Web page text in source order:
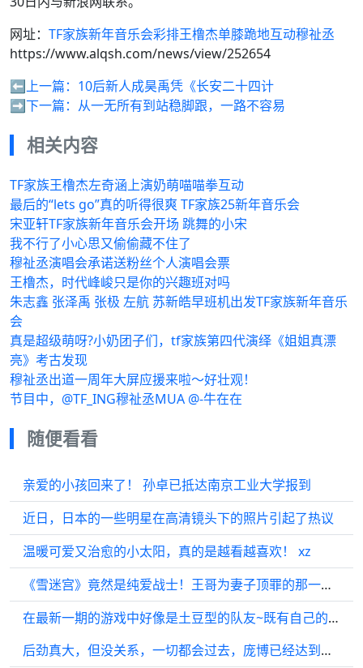
网址： TF家族新年音乐会彩排王橹杰单膝跪地互动穆祉丞
https://www.alqsh.com/news/view/252654
⬅️上一篇： 10后新人成昊禹凭《长安二十四计
➡️下一篇： 从一无所有到站稳脚跟，一路不容易
相关内容
TF家族王橹杰左奇涵上演奶萌喵喵拳互动
最后的“lets go”真的听得很爽 TF家族25新年音乐会
宋亚轩TF家族新年音乐会开场 跳舞的小宋
我不行了小心思又偷偷藏不住了
穆祉丞演唱会承诺送粉丝个人演唱会票
王橹杰，时代峰峻只是你的兴趣班对吗
朱志鑫 张泽禹 张极 左航 苏新皓早班机出发TF家族新年音乐
会
真是超级萌呀?小奶团子们，tf家族第四代演绎《姐姐真漂
亮》考古发现
穆祉丞出道一周年大屏应援来啦～好壮观！
节目中，@TF_ING穆祉丞MUA @-牛在在
随便看看
亲爱的小孩回来了！ 孙卓已抵达南京工业大学报到
近日，日本的一些明星在高清镜头下的照片引起了热议
温暖可爱又治愈的小太阳，真的是越看越喜欢！ xz
《雪迷宫》竟然是纯爱战士！王哥为妻子顶罪的那一刻，姜迎紫的心都碎了
在最新一期的游戏中好像是土豆型的队友~既有自己的特点…
后劲真大，但没关系，一切都会过去，庞博已经达到了新的高度，庞博